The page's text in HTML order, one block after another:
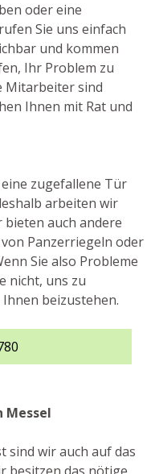
oder eine
Sie uns einfach
und kommen
Ihr Problem zu
Mitarbeiter sind
Ihnen mit Rat und
zugefallene Tür
arbeiten wir
auch andere
Panzerriegeln oder
Sie also Probleme
nicht, uns zu
beizustehen.
Messel
sind wir auch auf das